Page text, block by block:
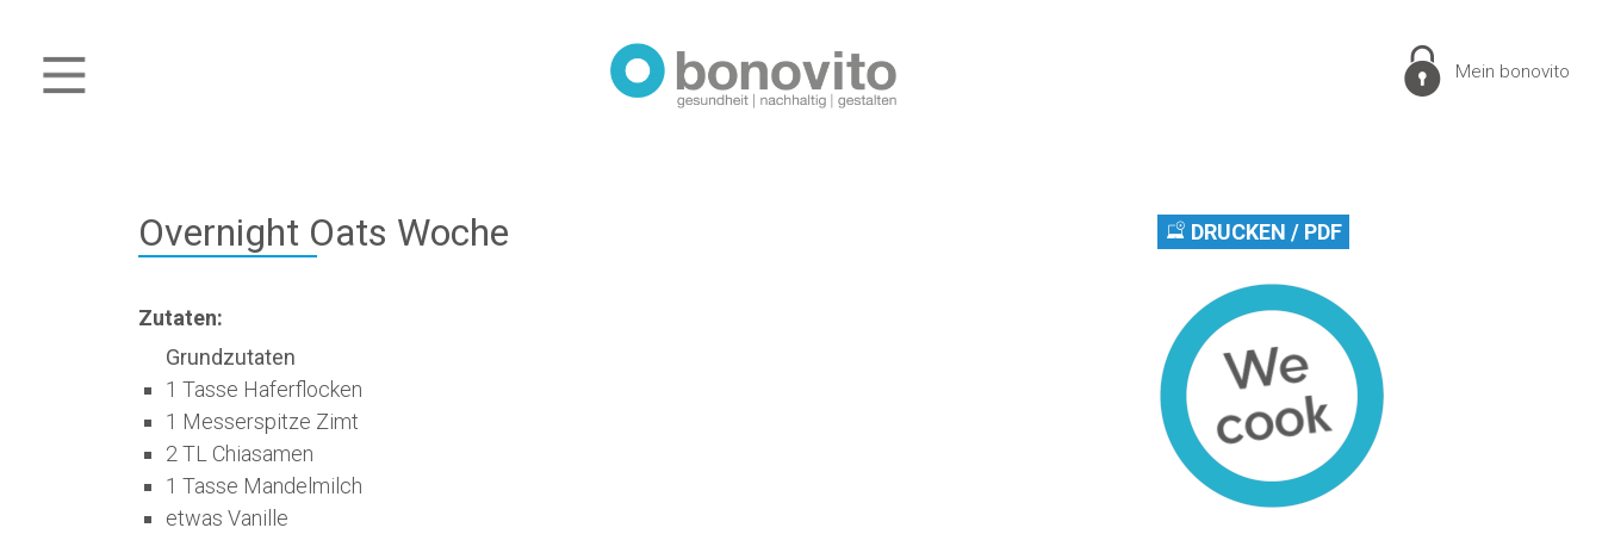
Mein bonovito
Overnight Oats Woche
Zutaten:
Grundzutaten
1 Tasse Haferflocken
1 Messerspitze Zimt
2 TL Chiasamen
1 Tasse Mandelmilch
etwas Vanille
DRUCKEN / PDF